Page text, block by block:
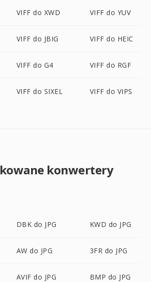
VIFF do XWD VIFF do YUV
VIFF do JBIG VIFF do HEIC
VIFF do G4 VIFF do RGF
VIFF do SIXEL VIFF do VIPS
konwertery
DBK do JPG KWD do JPG
AW do JPG 3FR do JPG
AVIF do JPG BMP do JPG